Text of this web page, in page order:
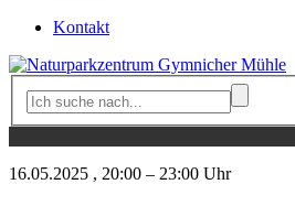
Kontakt
16.05.2025 , 20:00 – 23:00 Uhr